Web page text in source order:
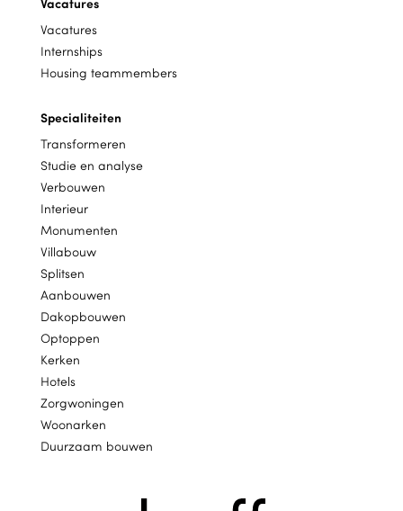
Vacatures
Internships
Housing teammembers
Specialiteiten
Transformeren
Studie en analyse
Verbouwen
Interieur
Monumenten
Villabouw
Splitsen
Aanbouwen
Dakopbouwen
Optoppen
Kerken
Hotels
Zorgwoningen
Woonarken
Duurzaam bouwen